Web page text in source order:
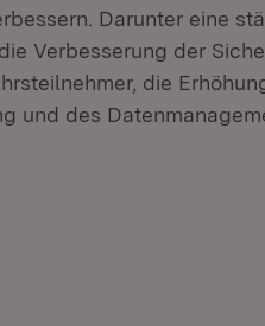
Darunter eine
Verbesserung der
die
und des